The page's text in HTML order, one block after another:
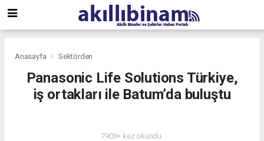
Anasayfa Sektörden
Panasonic Life Solutions Türkiye,
iş ortakları ile Batum’da buluştu
7903+ kez okundu.